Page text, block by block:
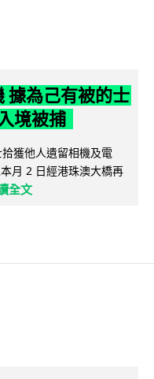
據為己有被的士
境被捕
獲他人遺留相機及電
月 2 日經港珠澳大橋再
全文